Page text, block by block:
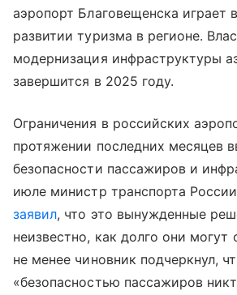
аэропорт Благовещенска играет
развитии туризма в регионе.
модернизация инфраструктуры
завершится в 2025 году.
Ограничения в российских
протяжении последних месяцев
безопасности пассажиров и
июле министр транспорта
заявил, что это вынужденные
неизвестно, как долго они могут
не менее чиновник подчеркнул,
«безопасностью пассажиров